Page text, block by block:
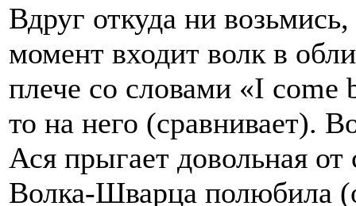
Вдруг откуда ни
момент входит волк в
плече со словами «I come
то на него (сравнивает).
Ася прыгает довольная от
Волка-Шварца полюбила